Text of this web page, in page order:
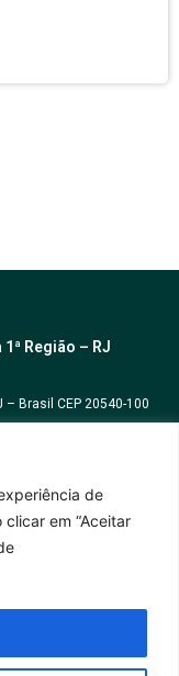
de
em “Aceitar
Região – RJ
– Brasil CEP 20540-100